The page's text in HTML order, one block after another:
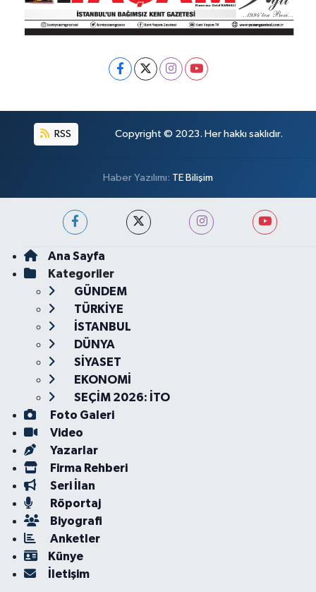
RSS Copyright © 2023. Her hakkı saklıdır.
Haber Yazılımı: TE Bilişim
Ana Sayfa
Kategoriler
GÜNDEM
TÜRKİYE
İSTANBUL
DÜNYA
SİYASET
EKONOMİ
SEÇİM 2026: İTO
Foto Galeri
Video
Yazarlar
Firma Rehberi
Seri İlan
Röportaj
Biyografi
Anketler
Künye
İletişim